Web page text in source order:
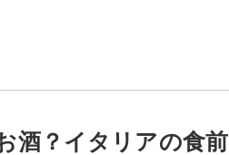
み
酒？イタリアの食前